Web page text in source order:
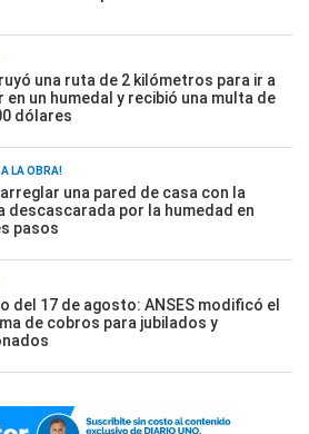
una ruta de 2 kilómetros para ir a
en un humedal y recibió una multa de
dólares
LA OBRA!
una pared de casa con la
descascarada por la humedad en
pasos
del 17 de agosto: ANSES modificó el
de cobros para jubilados y